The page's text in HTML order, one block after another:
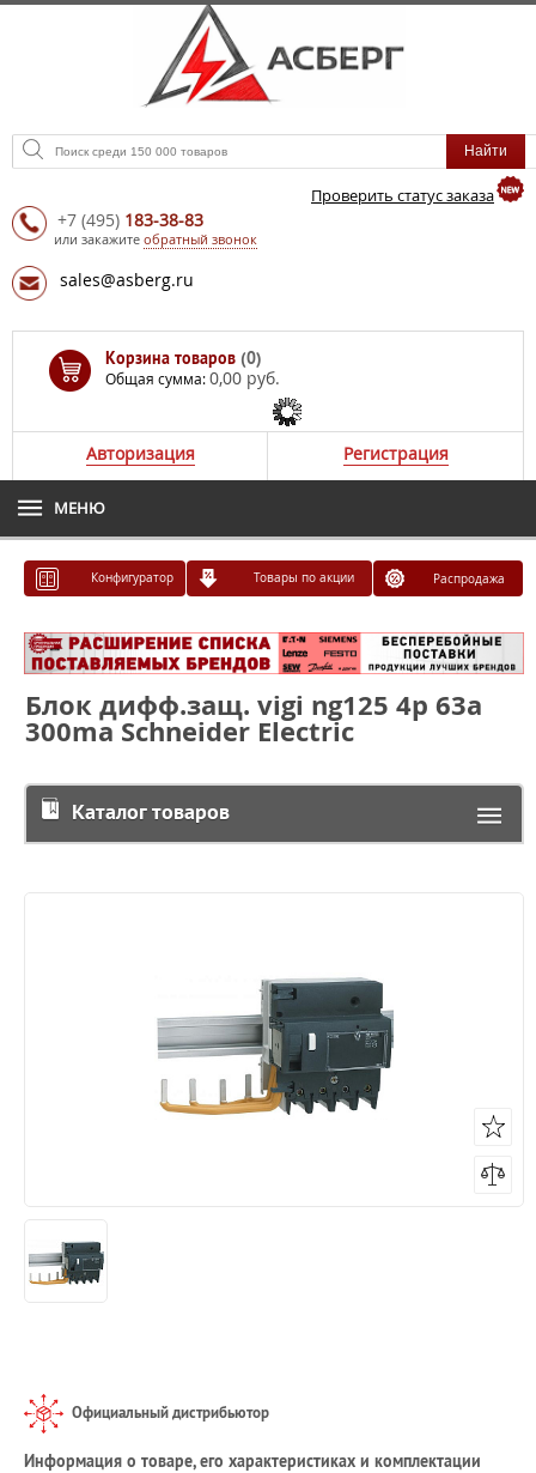
Проверить статус заказа
+7 (495) 183-38-83
или закажите обратный звонок
sales@asberg.ru
Корзина товаров (0)
Общая сумма:0,00 руб.
Авторизация Регистрация
МЕНЮ
Конфигуратор Товары по акции Распродажа
Блок дифф.защ. vigi ng125 4p 63a
300ma Schneider Electric
Каталог товаров
Официальный дистрибьютор
Информация о товаре, его характеристиках и комплектации